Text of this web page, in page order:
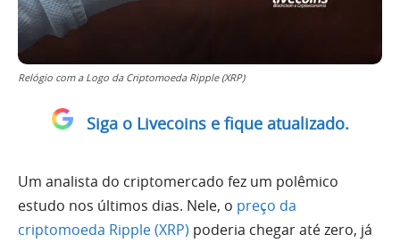
Relógio com a Logo da Criptomoeda Ripple (XRP)
Siga o Livecoins e fique atualizado.
Um analista do criptomercado fez um polêmico
estudo nos últimos dias. Nele, o preço da
criptomoeda Ripple (XRP) poderia chegar até zero, já